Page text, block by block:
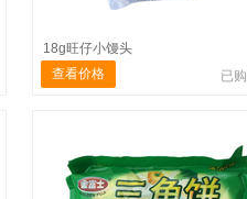
18g旺仔小馒头
查看价格
已